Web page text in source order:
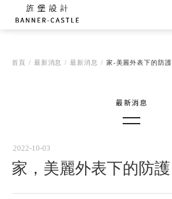
首頁 最新消息 最新消息 家-美麗外表下的防護
最新消息
ALL
2022-10-03
家，美麗外表下的防護